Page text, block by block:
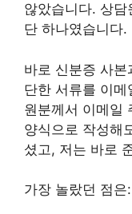
않았습니다. 상
단 하나였습니다.
바로 신분증 사
단한 서류를 이
원분께서 이메일
양식으로 작성해
셨고, 저는 바로
가장 놀랐던 점은: